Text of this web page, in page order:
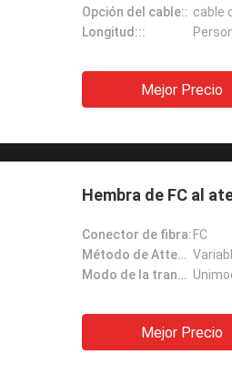
Opción del cable:: cable
Longitud:::
Mejor Precio
Hembra de FC al
Conector de fibra: FC
Método de Attenaution:
Modo de la transferencia:
Mejor Precio